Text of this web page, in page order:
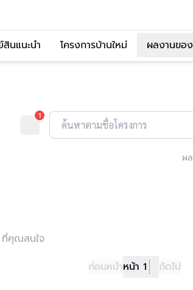
นแนะนำ โครงการบ้านใหม่ ผลงานขอ
1
ค้นหาตามชื่อโครงการ
ผ
ที่คุณสนใจ
ก่อนหน้าหน้า 1 ถัดไป